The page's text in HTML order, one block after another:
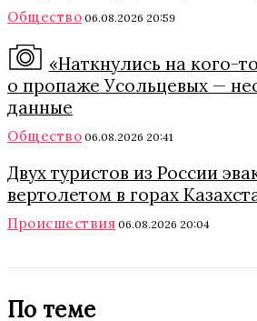
Общество 06.08.2026 20:59
«Наткнулись на кого-
о пропаже Усольцевых —
данные
Общество 06.08.2026 20:41
Двух туристов из России
вертолетом в горах
Происшествия 06.08.2026 20:04
По теме